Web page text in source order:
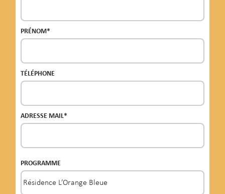
PRÉNOM*
TÉLÉPHONE
ADRESSE MAIL*
PROGRAMME